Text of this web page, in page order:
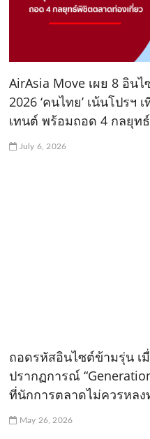
AirAsia Move เผย 8 อิน
2026 ‘คนไทย’ เน้นโปร
เทนต์ พร้อมถอด 4 กลยุท
July 6, 2026
ถอดรหัสอินไซต์ข้ามรุ่น เ
ปรากฏการณ์
ที่นักการตลาดไม่ควรหลง
May 26, 2026